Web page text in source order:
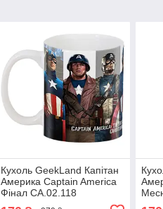
Кухоль GeekLand Капітан
Америка Captain America
Фінал CA.02.118